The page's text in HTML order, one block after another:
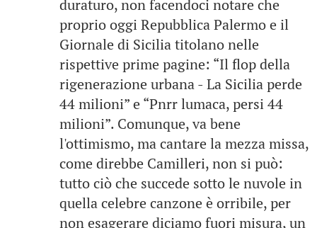
duraturo, non facendoci notare che
proprio oggi Repubblica Palermo e il
Giornale di Sicilia titolano nelle
rispettive prime pagine: “Il flop della
rigenerazione urbana - La Sicilia perde
44 milioni” e “Pnrr lumaca, persi 44
milioni”. Comunque, va bene
l'ottimismo, ma cantare la mezza missa,
come direbbe Camilleri, non si può:
tutto ciò che succede sotto le nuvole in
quella celebre canzone è orribile, per
non esagerare diciamo fuori misura, un